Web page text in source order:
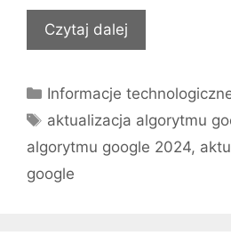
Czytaj dalej
Kategorie
Informacje
Tagi
aktualizacja algorytmu
algorytmu google 2024,
google